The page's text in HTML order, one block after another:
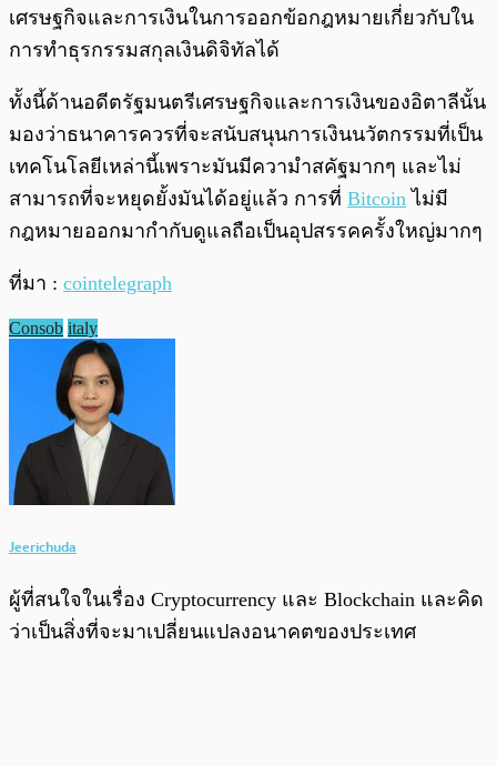
เศรษฐกิจและการเงินในการออกข้อกฎหมายเกี่ยวกับใน
การทำธุรกรรมสกุลเงินดิจิทัลได้
ทั้งนี้ด้านอดีตรัฐมนตรีเศรษฐกิจและการเงินของอิตาลีนั้น
มองว่าธนาคารควรที่จะสนับสนุนการเงินนวัตกรรมที่เป็น
เทคโนโลยีเหล่านี้เพราะมันมีความำสคัฐมากๆ และไม่
สามารถที่จะหยุดยั้งมันได้อยู่แล้ว การที่ Bitcoin ไม่มี
กฎหมายออกมากำกับดูแลถือเป็นอุปสรรคครั้งใหญ่มากๆ
ที่มา : cointelegraph
Consob italy
Jeerichuda
ผู้ที่สนใจในเรื่อง Cryptocurrency และ Blockchain และคิด
ว่าเป็นสิ่งที่จะมาเปลี่ยนแปลงอนาคตของประเทศ